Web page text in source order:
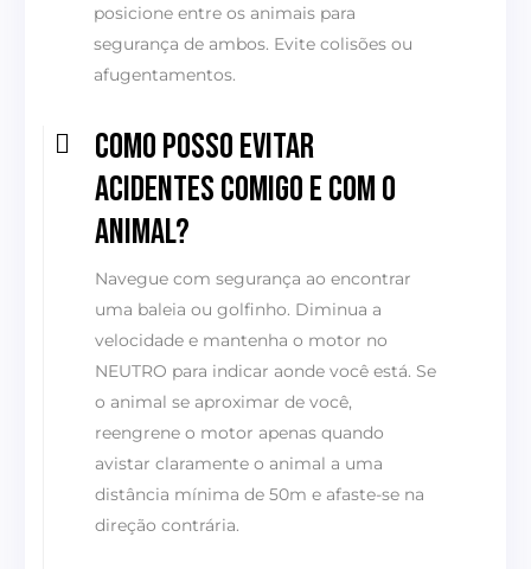
posicione entre os animais para
segurança de ambos. Evite colisões ou
afugentamentos.
Como posso evitar
acidentes comigo e com o
animal?
Navegue com segurança ao encontrar
uma baleia ou golfinho. Diminua a
velocidade e mantenha o motor no
NEUTRO para indicar aonde você está. Se
o animal se aproximar de você,
reengrene o motor apenas quando
avistar claramente o animal a uma
distância mínima de 50m e afaste-se na
direção contrária.